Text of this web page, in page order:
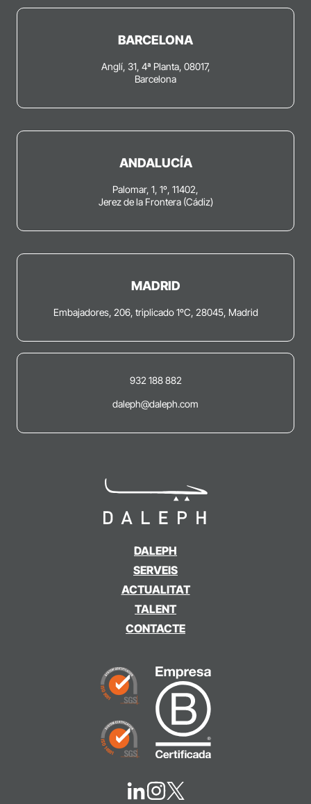
DALEPH
SERVEIS
ACTUALITAT
TALENT
CONTACTE
BARCELONA
Anglí, 31, 4ª Planta, 08017,
Barcelona
ANDALUCÍA
Palomar, 1, 1º, 11402,
Jerez de la Frontera (Cádiz)
MADRID
Embajadores, 206, triplicado 1ºC, 28045, Madrid
932 188 882
daleph@daleph.com